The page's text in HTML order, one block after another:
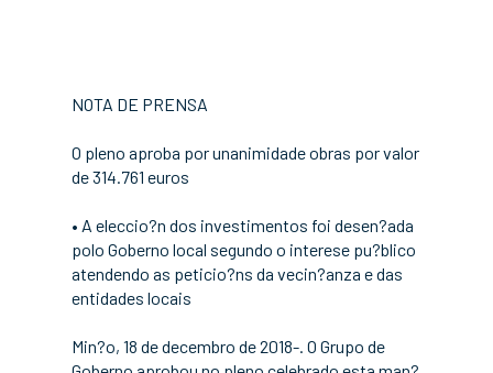
NOTA DE PRENSA
O pleno aproba por unanimidade obras por valor
de 314.761 euros
• A eleccio?n dos investimentos foi desen?ada
polo Goberno local segundo o interese pu?blico
atendendo as peticio?ns da vecin?anza e das
entidades locais
Min?o, 18 de decembro de 2018-. O Grupo de